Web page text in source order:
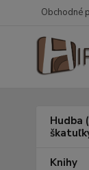
Obchodné
Hudba
Knihy